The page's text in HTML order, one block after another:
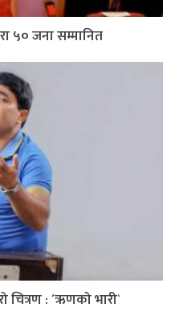
५० जना सम्मानित
चित्रण : ´ऋणको भारी`